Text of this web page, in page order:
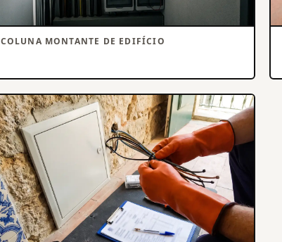
COLUNA MONTANTE DE EDIFÍCIO